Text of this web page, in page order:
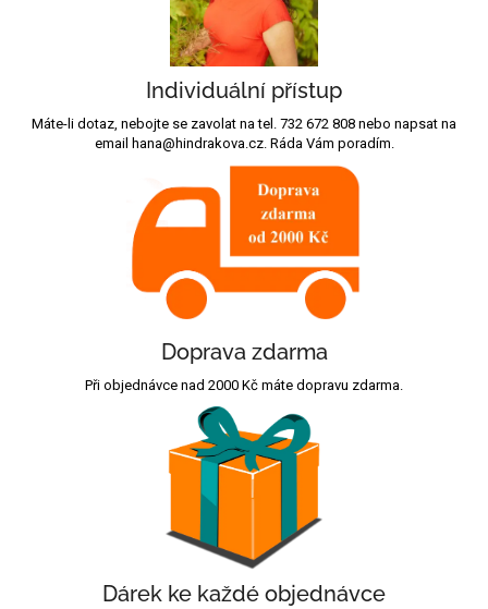
Individuální přístup
Máte-li dotaz, nebojte se zavolat na tel. 732 672 808 nebo napsat na
email hana@hindrakova.cz. Ráda Vám poradím.
Doprava zdarma
Při objednávce nad 2000 Kč máte dopravu zdarma.
Dárek ke každé objednávce